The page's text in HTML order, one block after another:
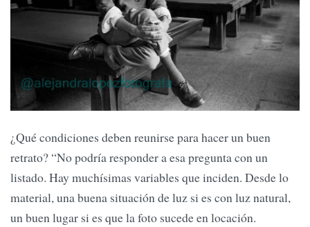
¿Qué condiciones deben reunirse para hacer un buen
retrato? “No podría responder a esa pregunta con un
listado. Hay muchísimas variables que inciden. Desde lo
material, una buena situación de luz si es con luz natural,
un buen lugar si es que la foto sucede en locación.